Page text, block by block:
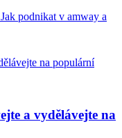
podnikat v amway a
a vydělávejte na